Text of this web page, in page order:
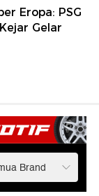
Eropa: PSG
Gelar